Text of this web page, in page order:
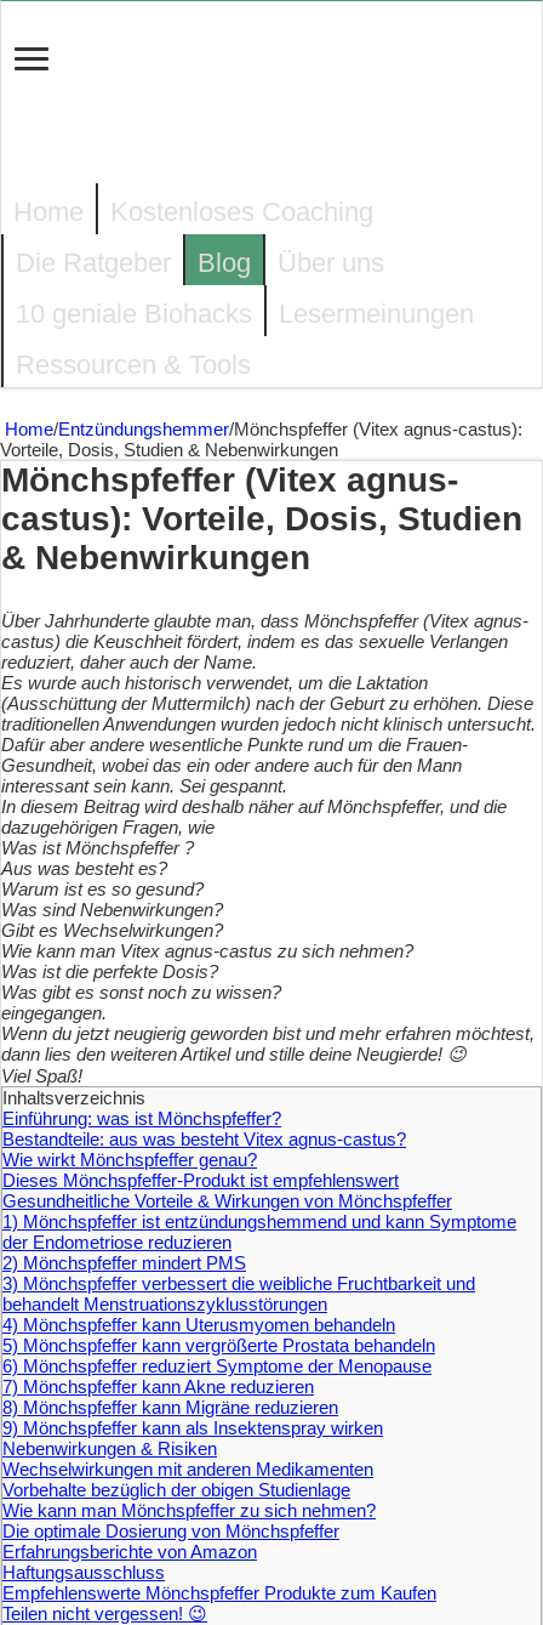
Home
Kostenloses Coaching
Die Ratgeber
Blog
Über uns
10 geniale Biohacks
Lesermeinungen
Ressourcen & Tools
Home/Entzündungshemmer/Mönchspfeffer (Vitex agnus-castus):
Vorteile, Dosis, Studien & Nebenwirkungen
Mönchspfeffer (Vitex agnus-
castus): Vorteile, Dosis, Studien
& Nebenwirkungen
Über Jahrhunderte glaubte man, dass Mönchspfeffer (Vitex agnus-
castus) die Keuschheit fördert, indem es das sexuelle Verlangen
reduziert, daher auch der Name.
Es wurde auch historisch verwendet, um die Laktation
(Ausschüttung der Muttermilch) nach der Geburt zu erhöhen. Diese
traditionellen Anwendungen wurden jedoch nicht klinisch untersucht.
Dafür aber andere wesentliche Punkte rund um die Frauen-
Gesundheit, wobei das ein oder andere auch für den Mann
interessant sein kann. Sei gespannt.
In diesem Beitrag wird deshalb näher auf Mönchspfeffer, und die
dazugehörigen Fragen, wie
Was ist Mönchspfeffer ?
Aus was besteht es?
Warum ist es so gesund?
Was sind Nebenwirkungen?
Gibt es Wechselwirkungen?
Wie kann man Vitex agnus-castus zu sich nehmen?
Was ist die perfekte Dosis?
Was gibt es sonst noch zu wissen?
eingegangen.
Wenn du jetzt neugierig geworden bist und mehr erfahren möchtest,
dann lies den weiteren Artikel und stille deine Neugierde! 😉
Viel Spaß!
Inhaltsverzeichnis
Einführung: was ist Mönchspfeffer?
Bestandteile: aus was besteht Vitex agnus-castus?
Wie wirkt Mönchspfeffer genau?
Dieses Mönchspfeffer-Produkt ist empfehlenswert
Gesundheitliche Vorteile & Wirkungen von Mönchspfeffer
1) Mönchspfeffer ist entzündungshemmend und kann Symptome
der Endometriose reduzieren
2) Mönchspfeffer mindert PMS
3) Mönchspfeffer verbessert die weibliche Fruchtbarkeit und
behandelt Menstruationszyklusstörungen
4) Mönchspfeffer kann Uterusmyomen behandeln
5) Mönchspfeffer kann vergrößerte Prostata behandeln
6) Mönchspfeffer reduziert Symptome der Menopause
7) Mönchspfeffer kann Akne reduzieren
8) Mönchspfeffer kann Migräne reduzieren
9) Mönchspfeffer kann als Insektenspray wirken
Nebenwirkungen & Risiken
Wechselwirkungen mit anderen Medikamenten
Vorbehalte bezüglich der obigen Studienlage
Wie kann man Mönchspfeffer zu sich nehmen?
Die optimale Dosierung von Mönchspfeffer
Erfahrungsberichte von Amazon
Haftungsausschluss
Empfehlenswerte Mönchspfeffer Produkte zum Kaufen
Teilen nicht vergessen! 😉